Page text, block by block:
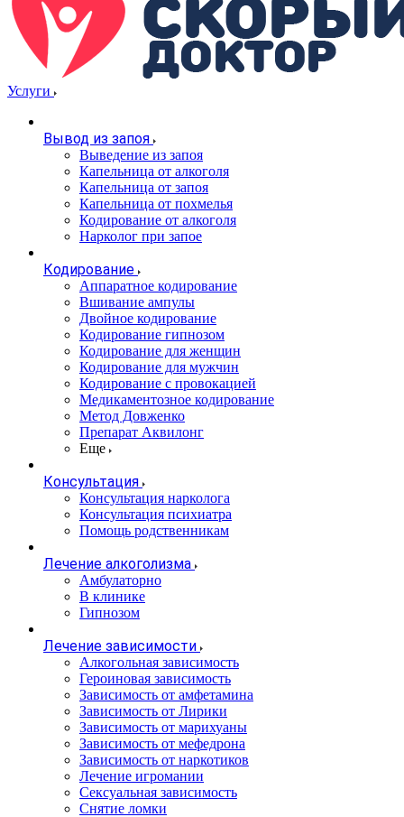
Услуги
Вывод из запоя
Выведение из запоя
Капельница от алкоголя
Капельница от запоя
Капельница от похмелья
Кодирование от алкоголя
Нарколог при запое
Кодирование
Аппаратное кодирование
Вшивание ампулы
Двойное кодирование
Кодирование гипнозом
Кодирование для женщин
Кодирование для мужчин
Кодирование с провокацией
Медикаментозное кодирование
Метод Довженко
Препарат Аквилонг
Еще
Консультация
Консультация нарколога
Консультация психиатра
Помощь родственникам
Лечение алкоголизма
Амбулаторно
В клинике
Гипнозом
Лечение зависимости
Алкогольная зависимость
Героиновая зависимость
Зависимость от амфетамина
Зависимость от Лирики
Зависимость от марихуаны
Зависимость от мефедрона
Зависимость от наркотиков
Лечение игромании
Сексуальная зависимость
Снятие ломки